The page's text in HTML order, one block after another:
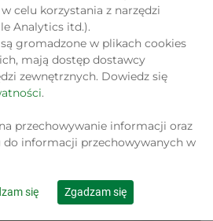
celu korzystania z narzędzi
Analytics itd.).
gromadzone w plikach cookies
mają dostęp dostawcy
zewnętrznych. Dowiedz się
.
przechowywanie informacji oraz
do informacji przechowywanych w
się Zgadzam się